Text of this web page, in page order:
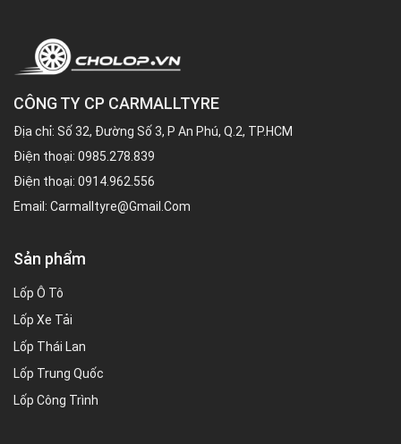
CÔNG TY CP CARMALLTYRE
Địa chỉ: Số 32, Đường Số 3, P An Phú, Q.2, TP.HCM
Điện thoại: 0985.278.839
Điện thoại: 0914.962.556
Email: Carmalltyre@gmail.com
Sản phẩm
Lốp Ô Tô
Lốp Xe Tải
Lốp Thái Lan
Lốp Trung Quốc
Lốp Công Trình